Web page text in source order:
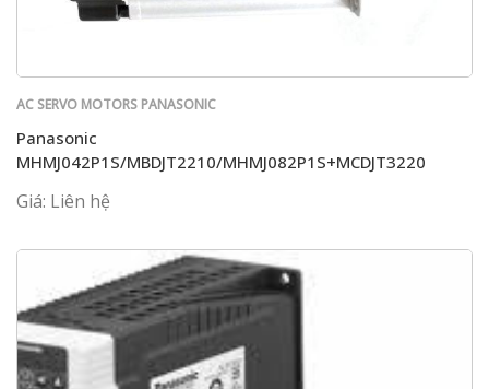
AC SERVO MOTORS PANASONIC
Panasonic
MHMJ042P1S/MBDJT2210/MHMJ082P1S+MCDJT3220
Giá: Liên hệ